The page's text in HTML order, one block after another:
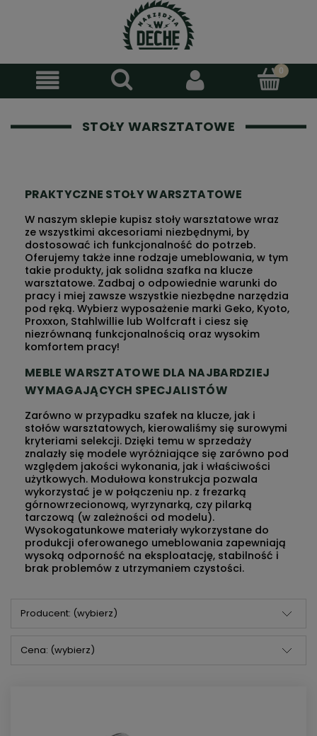
STOŁY WARSZTATOWE
PRAKTYCZNE STOŁY WARSZTATOWE
W naszym sklepie kupisz stoły warsztatowe wraz
ze wszystkimi akcesoriami niezbędnymi, by
dostosować ich funkcjonalność do potrzeb.
Oferujemy także inne rodzaje umeblowania, w tym
takie produkty, jak solidna szafka na klucze
warsztatowe. Zadbaj o odpowiednie warunki do
pracy i miej zawsze wszystkie niezbędne narzędzia
pod ręką. Wybierz wyposażenie marki Geko, Kyoto,
Proxxon, Stahlwillie lub Wolfcraft i ciesz się
niezrównaną funkcjonalnością oraz wysokim
komfortem pracy!
MEBLE WARSZTATOWE DLA NAJBARDZIEJ
WYMAGAJĄCYCH SPECJALISTÓW
Zarówno w przypadku szafek na klucze, jak i
stołów warsztatowych, kierowaliśmy się surowymi
kryteriami selekcji. Dzięki temu w sprzedaży
znalazły się modele wyróżniające się zarówno pod
względem jakości wykonania, jak i właściwości
użytkowych. Modułowa konstrukcja pozwala
wykorzystać je w połączeniu np. z frezarką
górnowrzecionową, wyrzynarką, czy pilarką
tarczową (w zależności od modelu).
Wysokogatunkowe materiały wykorzystane do
produkcji oferowanego umeblowania zapewniają
wysoką odporność na eksploatację, stabilność i
brak problemów z utrzymaniem czystości.
Producent: (wybierz)
Cena: (wybierz)